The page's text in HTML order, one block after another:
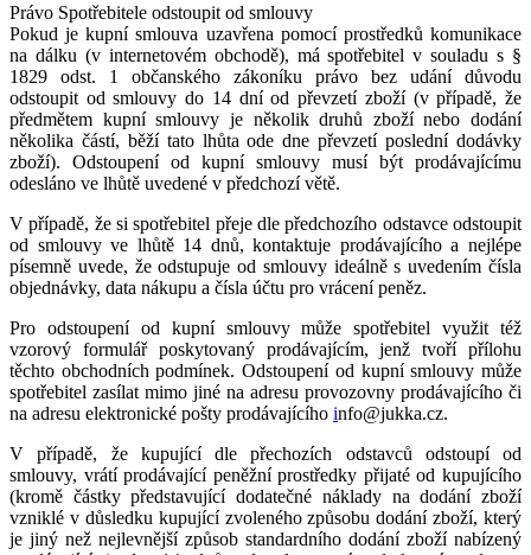
Právo Spotřebitele odstoupit od smlouvy
Pokud je kupní smlouva uzavřena pomocí prostředků komunikace
na dálku (v internetovém obchodě), má spotřebitel v souladu s §
1829 odst. 1 občanského zákoníku právo bez udání důvodu
odstoupit od smlouvy do 14 dní od převzetí zboží (v případě, že
předmětem kupní smlouvy je několik druhů zboží nebo dodání
několika částí, běží tato lhůta ode dne převzetí poslední dodávky
zboží). Odstoupení od kupní smlouvy musí být prodávajícímu
odesláno ve lhůtě uvedené v předchozí větě.
V případě, že si spotřebitel přeje dle předchozího odstavce odstoupit
od smlouvy ve lhůtě 14 dnů, kontaktuje prodávajícího a nejlépe
písemně uvede, že odstupuje od smlouvy ideálně s uvedením čísla
objednávky, data nákupu a čísla účtu pro vrácení peněz.
Pro odstoupení od kupní smlouvy může spotřebitel využit též
vzorový formulář poskytovaný prodávajícím, jenž tvoří přílohu
těchto obchodních podmínek. Odstoupení od kupní smlouvy může
spotřebitel zasílat mimo jiné na adresu provozovny prodávajícího či
na adresu elektronické pošty prodávajícího info@jukka.cz.
V případě, že kupující dle přechozích odstavců odstoupí od
smlouvy, vrátí prodávající peněžní prostředky přijaté od kupujícího
(kromě částky představující dodatečné náklady na dodání zboží
vzniklé v důsledku kupující zvoleného způsobu dodání zboží, který
je jiný než nejlevnější způsob standardního dodání zboží nabízený